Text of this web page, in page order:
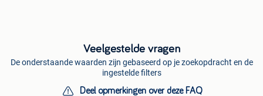
Veelgestelde vragen
De onderstaande waarden zijn gebaseerd op je zoekopdracht en de
ingestelde filters
Deel opmerkingen over deze FAQ